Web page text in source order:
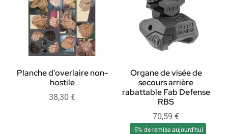
Planche d’overlaire non-
hostile
38,30 €
Organe de visée de
secours arrière
rabattable Fab Defense
RBS
70,59 €
-5% de remise aujourd'hui